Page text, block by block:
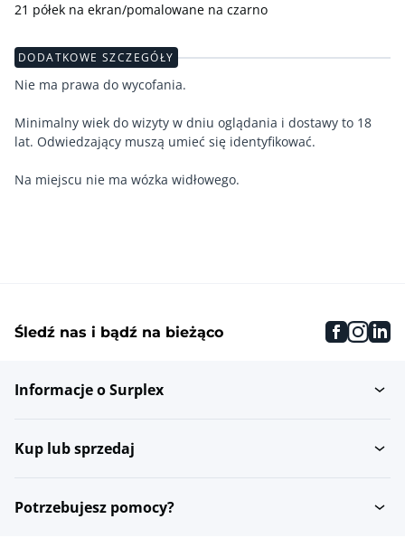
21 półek na ekran/pomalowane na czarno
DODATKOWE SZCZEGÓŁY
Nie ma prawa do wycofania.
Minimalny wiek do wizyty w dniu oglądania i dostawy to 18
lat. Odwiedzający muszą umieć się identyfikować.
Śledź nas i bądź na bieżąco
Informacje o Surplex
Kup lub sprzedaj
Potrzebujesz pomocy?